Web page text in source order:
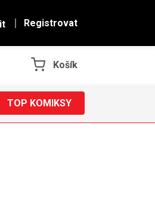
Registrovat
Košík
TOP KOMIKSY